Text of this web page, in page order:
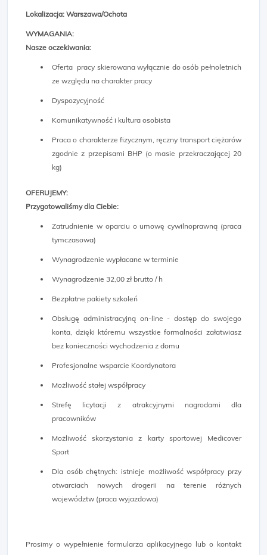
Lokalizacja: Warszawa/Ochota
WYMAGANIA:
Nasze oczekiwania:
Oferta pracy skierowana wyłącznie do osób pełnoletnich
ze względu na charakter pracy
Dyspozycyjność
Komunikatywność i kultura osobista
Praca o charakterze fizycznym, ręczny transport ciężarów
zgodnie z przepisami BHP (o masie przekraczającej 20
kg)
OFERUJEMY:
Przygotowaliśmy dla Ciebie:
Zatrudnienie w oparciu o umowę cywilnoprawną (praca
tymczasowa)
Wynagrodzenie wypłacane w terminie
Wynagrodzenie 32,00 zł brutto / h
Bezpłatne pakiety szkoleń
Obsługę administracyjną on-line - dostęp do swojego
konta, dzięki któremu wszystkie formalności załatwiasz
bez konieczności wychodzenia z domu
Profesjonalne wsparcie Koordynatora
Możliwość stałej współpracy
Strefę licytacji z atrakcyjnymi nagrodami dla
pracowników
Możliwość skorzystania z karty sportowej Medicover
Sport
Dla osób chętnych: istnieje możliwość współpracy przy
otwarciach nowych drogerii na terenie różnych
województw (praca wyjazdowa)
Prosimy o wypełnienie formularza aplikacyjnego lub o kontakt